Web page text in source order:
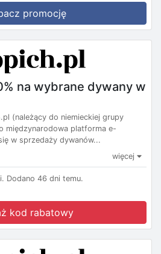
promocję
na wybrane dywany w
(należący do niemieckiej grupy
międzynarodowa platforma e-
w sprzedaży dywanów...
więcej
Dodano 46 dni temu.
kod rabatowy